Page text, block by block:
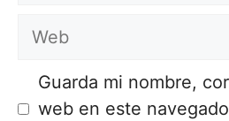
Web
Guarda mi nombre,
web en este